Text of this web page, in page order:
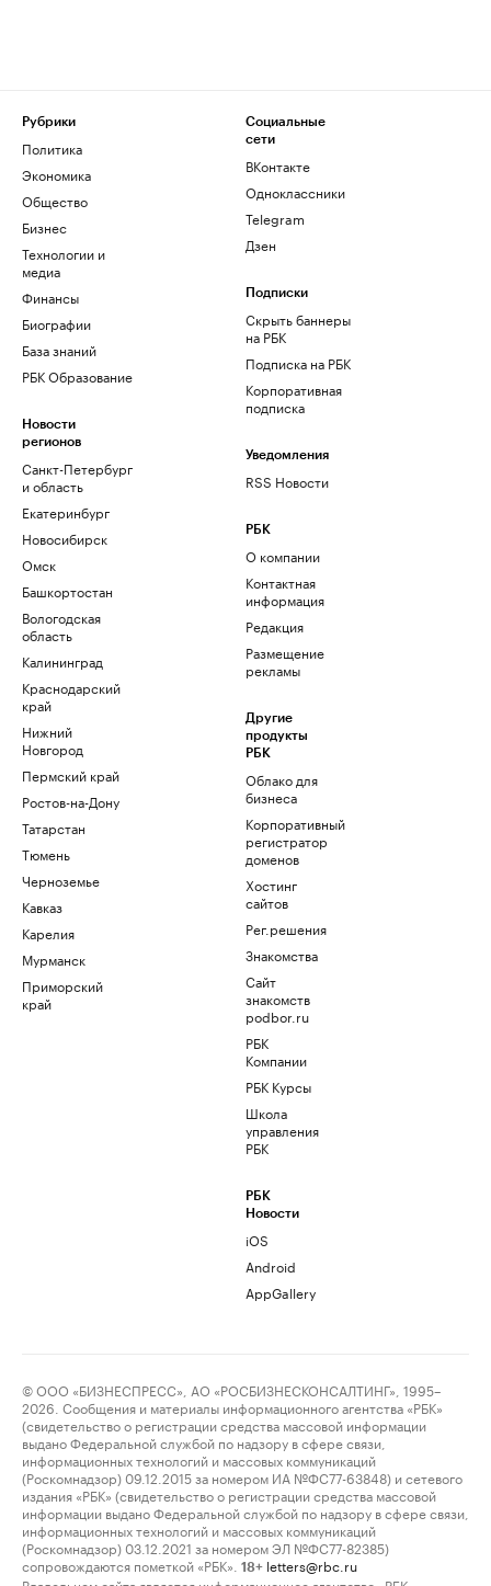
Рубрики
Политика
Экономика
Общество
Бизнес
Технологии и
медиа
Финансы
Биографии
База знаний
РБК Образование
Новости
регионов
Санкт-Петербург
и область
Екатеринбург
Новосибирск
Омск
Башкортостан
Вологодская
область
Калининград
Краснодарский
край
Нижний
Новгород
Пермский край
Ростов-на-Дону
Татарстан
Тюмень
Черноземье
Кавказ
Карелия
Мурманск
Приморский
край
Социальные
сети
ВКонтакте
Одноклассники
Telegram
Дзен
Подписки
Скрыть баннеры
на РБК
Подписка на РБК
Корпоративная
подписка
Уведомления
RSS Новости
РБК
О компании
Контактная
информация
Редакция
Размещение
рекламы
Другие
продукты
РБК
Облако для
бизнеса
Корпоративный
регистратор
доменов
Хостинг
сайтов
Рег.решения
Знакомства
Сайт
знакомств
podbor.ru
РБК
Компании
РБК Курсы
Школа
управления
РБК
РБК
Новости
iOS
Android
AppGallery
© ООО «БИЗНЕСПРЕСС», АО «РОСБИЗНЕСКОНСАЛТИНГ», 1995–
2026. Сообщения и материалы информационного агентства «РБК»
(свидетельство о регистрации средства массовой информации
выдано Федеральной службой по надзору в сфере связи,
информационных технологий и массовых коммуникаций
(Роскомнадзор) 09.12.2015 за номером ИА №ФС77-63848) и сетевого
издания «РБК» (свидетельство о регистрации средства массовой
информации выдано Федеральной службой по надзору в сфере связи,
информационных технологий и массовых коммуникаций
(Роскомнадзор) 03.12.2021 за номером ЭЛ №ФС77-82385)
сопровождаются пометкой «РБК».
18+ letters@rbc.ru